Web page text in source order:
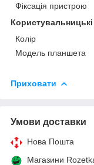
Фіксація пристрою
Колір
Модель планшета
Приховати
Умови доставки
Нова Пошта
Магазини